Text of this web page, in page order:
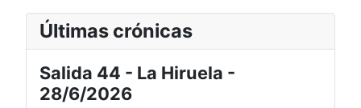
Últimas crónicas
Salida 44 - La Hiruela -
28/6/2026